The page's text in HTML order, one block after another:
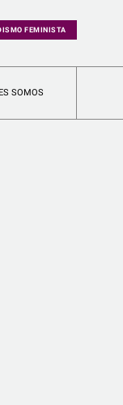
FEMINISTA
SOMOS